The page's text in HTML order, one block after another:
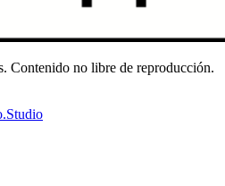
Contenido no libre de reproducción.